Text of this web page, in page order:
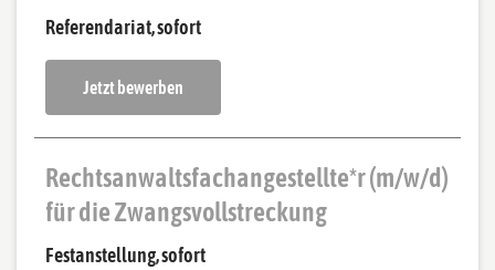
Referendariat, sofort
Jetzt bewerben
Rechtsanwaltsfachangestellte*r (m/w/d)
für die Zwangsvollstreckung
Festanstellung, sofort